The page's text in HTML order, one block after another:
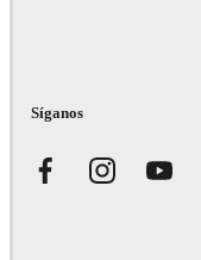
Síganos